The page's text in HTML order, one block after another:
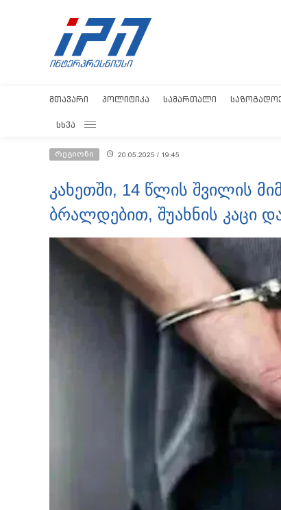
ᲛᲗᲐᲕᲐᲠᲘ ᲞᲝᲚᲘᲢᲘᲙᲐ ᲡᲐᲛᲐᲠᲗᲐᲚᲘ
ᲡᲮᲕᲐ
რეგიონი 20.05.2025 / 19:45
კახეთში, 14 წლის შვილის
ბრალდებით, შუახნის კაცი